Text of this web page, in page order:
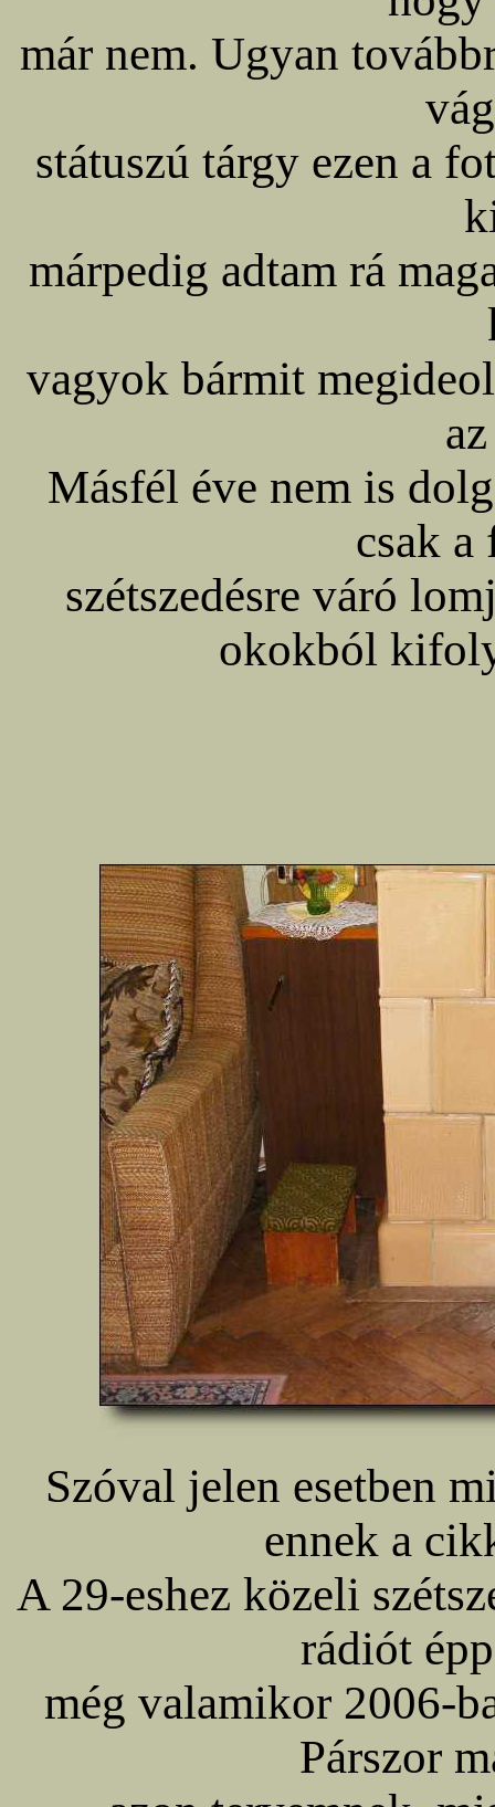
már nem. Ugyan
státuszú tárgy ezen a
márpedig adtam rá
vagyok bármit
Másfél éve nem is
csak a
szétszedésre váró
okokból
Szóval jelen esetben
ennek a
A 29-eshez közeli
rádiót
még valamikor 2006-
Párszor